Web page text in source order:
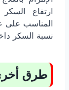
ارتفاع
المناسب على
نسبة السكر
طرق